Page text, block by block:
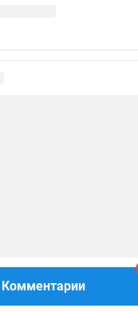
Комментарии